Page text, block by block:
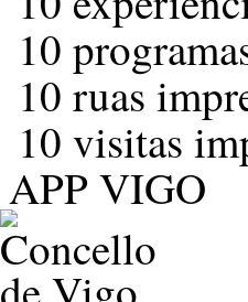
10
10 ruas
10 visitas
APP VIGO